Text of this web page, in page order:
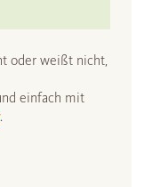
oder weißt nicht,
einfach mit
.